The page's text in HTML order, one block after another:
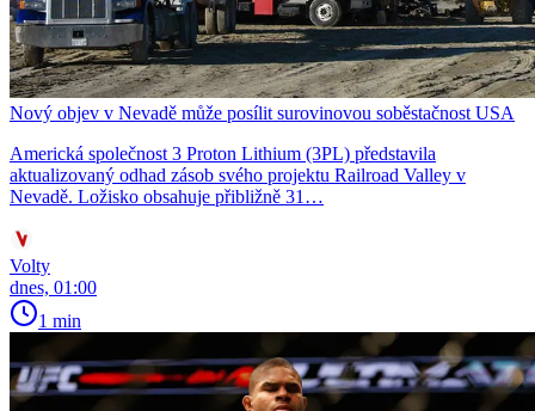
Nový objev v Nevadě může posílit surovinovou soběstačnost USA
Americká společnost 3 Proton Lithium (3PL) představila
aktualizovaný odhad zásob svého projektu Railroad Valley v
Nevadě. Ložisko obsahuje přibližně 31…
Volty
dnes, 01:00
1 min